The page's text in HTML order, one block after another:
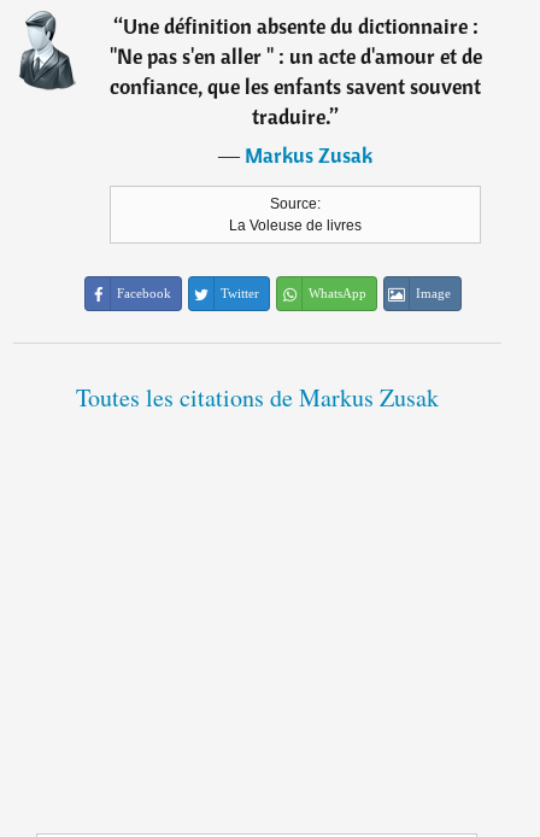
“Une définition absente du dictionnaire :
"Ne pas s'en aller " : un acte d'amour et de
confiance, que les enfants savent souvent
traduire.”
―Markus Zusak
Source:
La Voleuse de livres
Facebook Twitter WhatsApp Image
Toutes les citations de Markus Zusak